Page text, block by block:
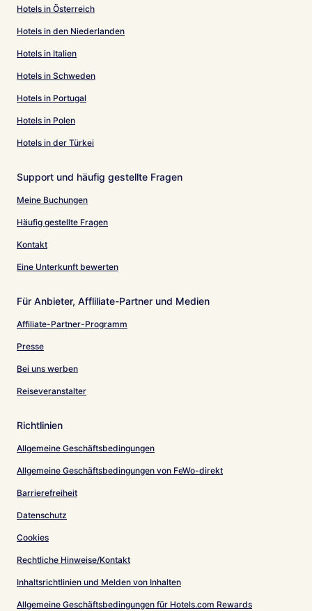
Hotels in Österreich
Hotels in den Niederlanden
Hotels in Italien
Hotels in Schweden
Hotels in Portugal
Hotels in Polen
Hotels in der Türkei
Support und häufig gestellte Fragen
Meine Buchungen
Häufig gestellte Fragen
Kontakt
Eine Unterkunft bewerten
Für Anbieter, Affliliate-Partner und Medien
Affiliate-Partner-Programm
Presse
Bei uns werben
Reiseveranstalter
Richtlinien
Allgemeine Geschäftsbedingungen
Allgemeine Geschäftsbedingungen von FeWo-direkt
Barrierefreiheit
Datenschutz
Cookies
Rechtliche Hinweise/Kontakt
Inhaltsrichtlinien und Melden von Inhalten
Allgemeine Geschäftsbedingungen für Hotels.com Rewards